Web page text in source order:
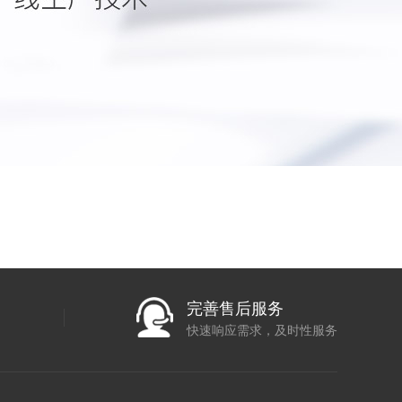
完善售后服务
快速响应需求，及时性服务